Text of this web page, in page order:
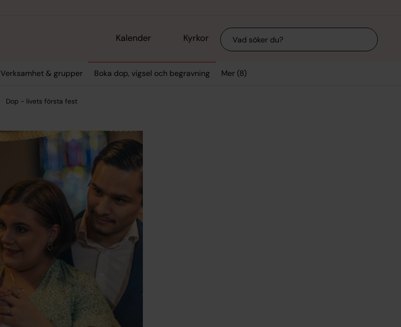
Kalender Kyrkor Sök
Verksamhet & grupper Boka dop, vigsel och begravning Mer (8)
Dop - livets första fest